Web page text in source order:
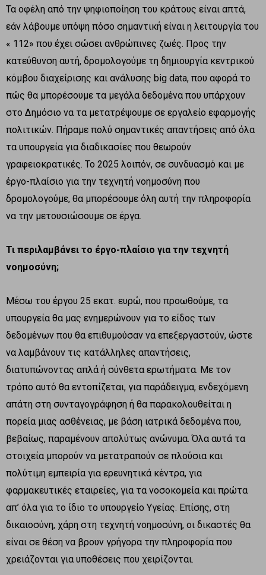
Τα οφέλη από την ψηφιοποίηση του κράτους είναι απτά,
εάν λάβουμε υπόψη πόσο σημαντική είναι η λειτουργία του
« 112» που έχει σώσει ανθρώπινες ζωές. Προς την
κατεύθυνση αυτή, δρομολογούμε τη δημιουργία κεντρικού
κόμβου διαχείρισης και ανάλυσης big data, που αφορά το
πώς θα μπορέσουμε τα μεγάλα δεδομένα που υπάρχουν
στο Δημόσιο να τα μετατρέψουμε σε εργαλείο εφαρμογής
πολιτικών. Πήραμε πολύ σημαντικές απαντήσεις από όλα
τα υπουργεία για διαδικασίες που θεωρούν
γραφειοκρατικές. Το 2025 λοιπόν, σε συνδυασμό και με
έργο-πλαίσιο για την τεχνητή νοημοσύνη που
δρομολογούμε, θα μπορέσουμε όλη αυτή την πληροφορία
να την μετουσιώσουμε σε έργα.
Τι περιλαμβάνει το έργο-πλαίσιο για την τεχνητή
νοημοσύνη;
Μέσω του έργου 25 εκατ. ευρώ, που προωθούμε, τα
υπουργεία θα μας ενημερώνουν για το είδος των
δεδομένων που θα επιθυμούσαν να επεξεργαστούν, ώστε
να λαμβάνουν τις κατάλληλες απαντήσεις,
διατυπώνοντας απλά ή σύνθετα ερωτήματα. Με τον
τρόπο αυτό θα εντοπίζεται, για παράδειγμα, ενδεχόμενη
απάτη στη συνταγογράφηση ή θα παρακολουθείται η
πορεία μιας ασθένειας, με βάση ιατρικά δεδομένα που,
βεβαίως, παραμένουν απολύτως ανώνυμα. Όλα αυτά τα
στοιχεία μπορούν να μετατραπούν σε πλούσια και
πολύτιμη εμπειρία για ερευνητικά κέντρα, για
φαρμακευτικές εταιρείες, για τα νοσοκομεία και πρώτα
απ’ όλα για το ίδιο το υπουργείο Υγείας. Επίσης, στη
δικαιοσύνη, χάρη στη τεχνητή νοημοσύνη, οι δικαστές θα
είναι σε θέση να βρουν γρήγορα την πληροφορία που
χρειάζονται για υποθέσεις που χειρίζονται.